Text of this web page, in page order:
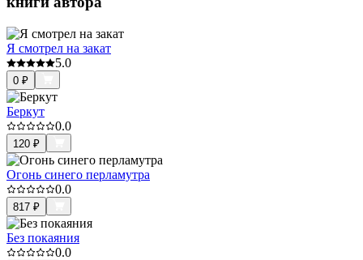
Я смотрел на закат
5.0
0 ₽
Беркут
0.0
120 ₽
Огонь синего перламутра
0.0
817 ₽
Без покаяния
0.0